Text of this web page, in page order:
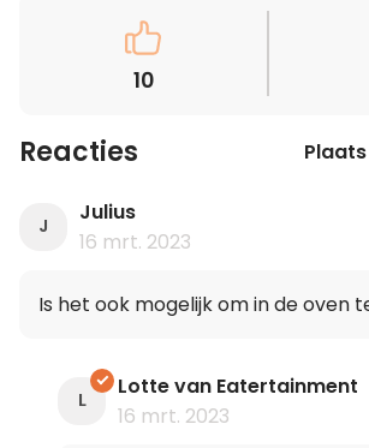
10
Reacties
J
Julius
16 mrt. 2023
Is het ook mogelijk om in de oven
L
Lotte van Eatertainment
16 mrt. 2023